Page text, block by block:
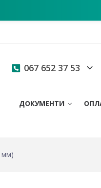
067 652 37 53
ДОКУМЕНТИ
мм)